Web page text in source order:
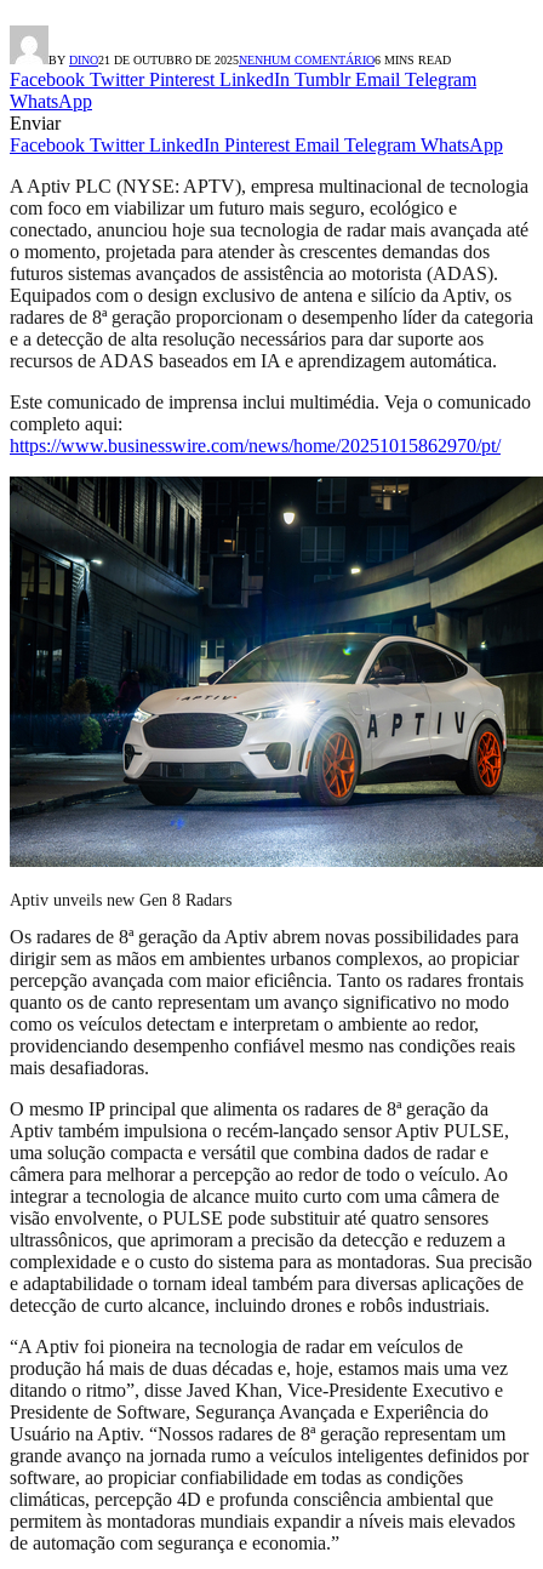
BY DINO21 DE OUTUBRO DE 2025NENHUM COMENTÁRIO6 MINS READ
Facebook Twitter Pinterest LinkedIn Tumblr Email Telegram
WhatsApp
Enviar
Facebook Twitter LinkedIn Pinterest Email Telegram WhatsApp
A Aptiv PLC (NYSE: APTV), empresa multinacional de tecnologia
com foco em viabilizar um futuro mais seguro, ecológico e
conectado, anunciou hoje sua tecnologia de radar mais avançada até
o momento, projetada para atender às crescentes demandas dos
futuros sistemas avançados de assistência ao motorista (ADAS).
Equipados com o design exclusivo de antena e silício da Aptiv, os
radares de 8ª geração proporcionam o desempenho líder da categoria
e a detecção de alta resolução necessários para dar suporte aos
recursos de ADAS baseados em IA e aprendizagem automática.
Este comunicado de imprensa inclui multimédia. Veja o comunicado
completo aqui:
https://www.businesswire.com/news/home/20251015862970/pt/
Aptiv unveils new Gen 8 Radars
Os radares de 8ª geração da Aptiv abrem novas possibilidades para
dirigir sem as mãos em ambientes urbanos complexos, ao propiciar
percepção avançada com maior eficiência. Tanto os radares frontais
quanto os de canto representam um avanço significativo no modo
como os veículos detectam e interpretam o ambiente ao redor,
providenciando desempenho confiável mesmo nas condições reais
mais desafiadoras.
O mesmo IP principal que alimenta os radares de 8ª geração da
Aptiv também impulsiona o recém-lançado sensor Aptiv PULSE,
uma solução compacta e versátil que combina dados de radar e
câmera para melhorar a percepção ao redor de todo o veículo. Ao
integrar a tecnologia de alcance muito curto com uma câmera de
visão envolvente, o PULSE pode substituir até quatro sensores
ultrassônicos, que aprimoram a precisão da detecção e reduzem a
complexidade e o custo do sistema para as montadoras. Sua precisão
e adaptabilidade o tornam ideal também para diversas aplicações de
detecção de curto alcance, incluindo drones e robôs industriais.
“A Aptiv foi pioneira na tecnologia de radar em veículos de
produção há mais de duas décadas e, hoje, estamos mais uma vez
ditando o ritmo”, disse Javed Khan, Vice-Presidente Executivo e
Presidente de Software, Segurança Avançada e Experiência do
Usuário na Aptiv. “Nossos radares de 8ª geração representam um
grande avanço na jornada rumo a veículos inteligentes definidos por
software, ao propiciar confiabilidade em todas as condições
climáticas, percepção 4D e profunda consciência ambiental que
permitem às montadoras mundiais expandir a níveis mais elevados
de automação com segurança e economia.”